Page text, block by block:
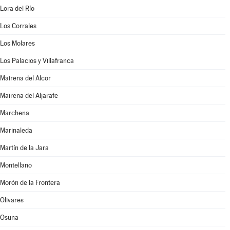
Lora del Río
Los Corrales
Los Molares
Los Palacios y Villafranca
Mairena del Alcor
Mairena del Aljarafe
Marchena
Marinaleda
Martín de la Jara
Montellano
Morón de la Frontera
Olivares
Osuna